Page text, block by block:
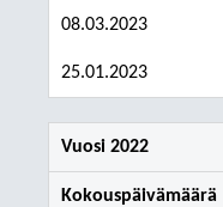
08.03.2023
25.01.2023
Vuosi 2022
Kokouspäivämäärä